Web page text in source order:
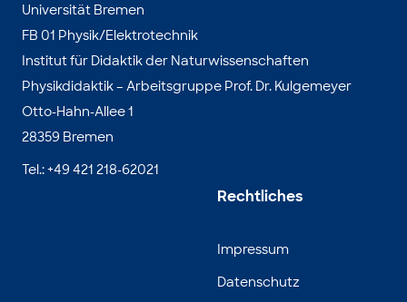
Universität Bremen
FB 01 Physik/Elektrotechnik
Institut für Didaktik der Naturwissenschaften
Physikdidaktik – Arbeitsgruppe Prof. Dr. Kulgemeyer
Otto-Hahn-Allee 1
28359 Bremen
Tel.: +49 421 218-62021
Rechtliches
Impressum
Datenschutz